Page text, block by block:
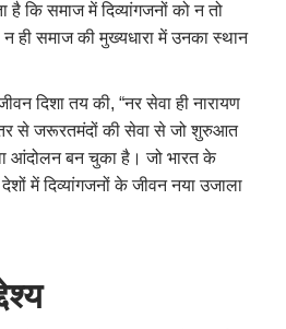
है कि समाज में दिव्यांगजनों को न तो
न ही समाज की मुख्यधारा में उनका स्थान
दिशा तय की, “नर सेवा ही नारायण
से जरूरतमंदों की सेवा से जो शुरुआत
आंदोलन बन चुका है। जो भारत के
में दिव्यांगजनों के जीवन नया उजाला